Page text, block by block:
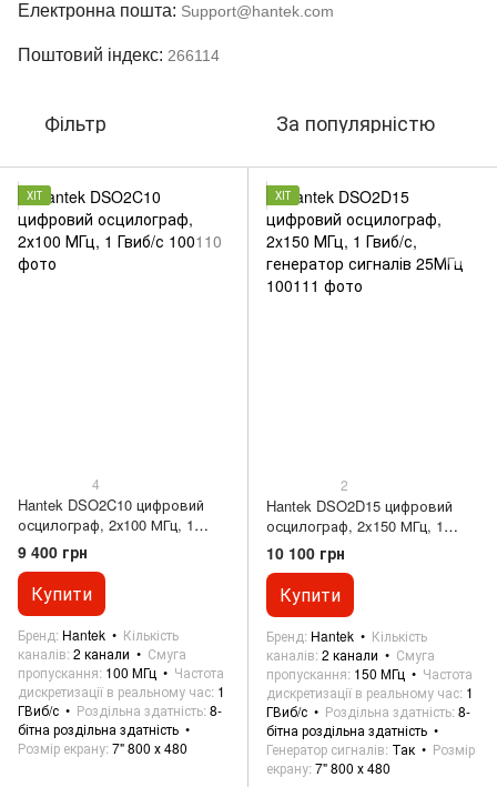
Електронна пошта: Support@hantek.com
Поштовий індекс: 266114
Фільтр За популярністю
ХІТ
4
Hantek DSO2C10 цифровий
осцилограф, 2х100 МГц, 1
Гвиб/с
9 400 грн
Купити
Бренд Hantek
Кількість
каналів 2 канали
Смуга
пропускання 100 МГц
Частота
дискретизації в реальному час 1
ГВиб/с
Роздільна здатність 8-
бітна роздільна здатність
Розмір екрану 7" 800 х 480
ХІТ
2
Hantek DSO2D15 цифровий
осцилограф, 2x150 МГц, 1
Гвиб/с, генератор сигналів
25МГц
10 100 грн
Купити
Бренд Hantek
Кількість
каналів 2 канали
Смуга
пропускання 150 МГц
Частота
дискретизації в реальному час 1
ГВиб/с
Роздільна здатність 8-
бітна роздільна здатність
Генератор сигналів Так
Розмір
екрану 7" 800 х 480